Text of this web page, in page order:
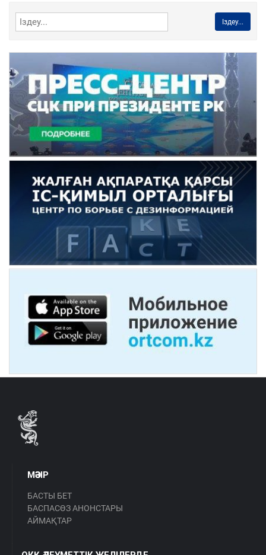
Іздеу...
МӘЗІР
БАСТЫ БЕТ
БАСПАСӨЗ АНОНСТАРЫ
АЙМАҚТАР